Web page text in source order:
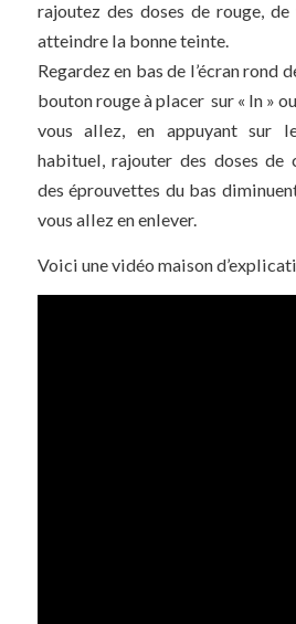
rajoutez des doses de rouge,
atteindre la bonne teinte.
Regardez en bas de l’écran rond
bouton rouge à placer sur « In »
vous allez, en appuyant sur
habituel, rajouter des doses de
des éprouvettes du bas
vous allez en enlever.
Voici une vidéo maison